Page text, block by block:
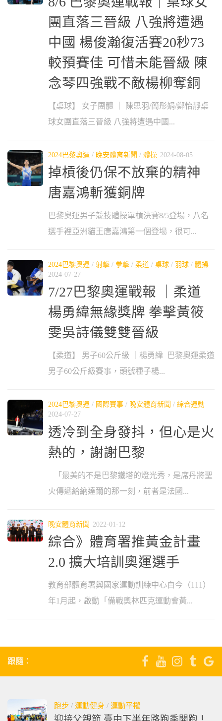
團直落三晉級 八強將遭遇
中國 楊俊瀚復活賽20秒73
較預賽佳 可惜未能晉級 陳
念琴四強戰不敵楊柳奪銅
【桌球】 女子團體 ｜ 陳思羽/簡彤娟/鄭怡靜桌
球女團直落三晉級 八強將遭遇中國...
2024巴黎奧運 / 晚安體育新聞 / 體操 2024-08-05
掉槓後仍保不放棄的精神
唐嘉鴻斬獲銅牌
巴黎奧運男子競技體操單槓決賽8/5登場，八名
選手裡亞洲貓王唐嘉鴻第一個登場，很可...
2024巴黎奧運 / 射擊 / 拳擊 / 柔道 / 桌球 / 羽球 / 體操
2024-07-27
7/27巴黎奧運戰報 ｜柔道
楊勇緯無緣獎牌 拳擊黃筱
雯吳詩儀雙雙晉級
【柔道】 男子60公斤級 ｜楊勇緯 巴黎奧運柔道
男子60公斤級賽事，頭號種子楊...
2024巴黎奧運 / 國際賽事 / 晚安體育新聞 / 綜合運動
2024-07-27
透冷到全身發抖，但心是火
熱的，謝謝巴黎
「最美的不是巴黎鐵塔的燈光秀，是席丹將聖
火傳遞給納達爾的那一刻，前者是法國...
晚安體育新聞 2022-01-12
綜合》體育署推黃金計畫
2.0 擴大培訓奧運選手
教育部體育署與國家運動訓練中心自今（111）
年1月起，啟動「備戰奧林匹克運動會黃...
跟隨：
跑步 / 運動健身 / 運動平權